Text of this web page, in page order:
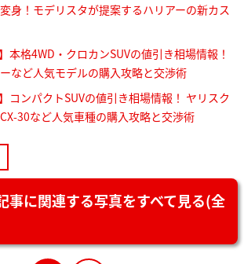
身！モデリスタが提案するハリアーの新カス
本格4WD・クロカンSUVの値引き相場情報！
など人気モデルの購入攻略と交渉術
コンパクトSUVの値引き相場情報！ ヤリスク
30など人気車種の購入攻略と交渉術
事に関連する写真をすべて見る(全